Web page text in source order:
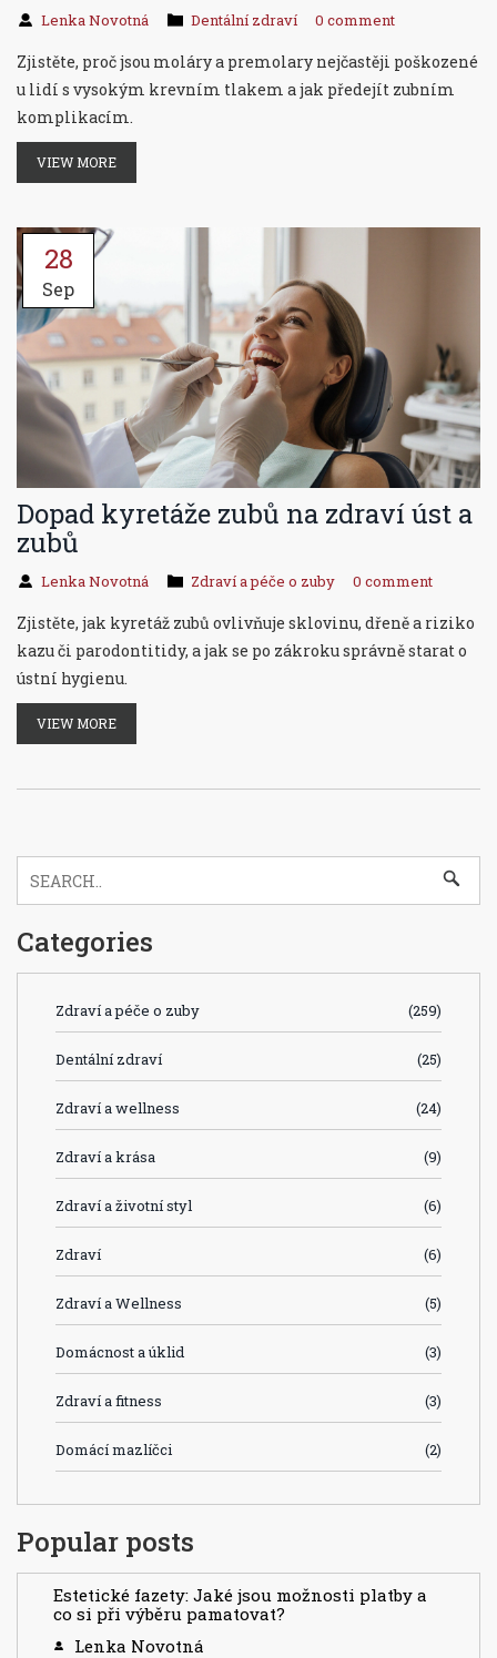
Lenka Novotná Dentální zdraví 0 comment
Zjistěte, proč jsou moláry a premolary nejčastěji poškozené
u lidí s vysokým krevním tlakem a jak předejít zubním
komplikacím.
VIEW MORE
28
Sep
Dopad kyretáže zubů na zdraví úst a
zubů
Lenka Novotná Zdraví a péče o zuby 0 comment
Zjistěte, jak kyretáž zubů ovlivňuje sklovinu, dřeně a riziko
kazu či parodontitidy, a jak se po zákroku správně starat o
ústní hygienu.
VIEW MORE
Categories
Zdraví a péče o zuby (259)
Dentální zdraví (25)
Zdraví a wellness (24)
Zdraví a krása (9)
Zdraví a životní styl (6)
Zdraví (6)
Zdraví a Wellness (5)
Domácnost a úklid (3)
Zdraví a fitness (3)
Domácí mazlíčci (2)
Popular posts
Estetické fazety: Jaké jsou možnosti platby a
co si při výběru pamatovat?
Lenka Novotná